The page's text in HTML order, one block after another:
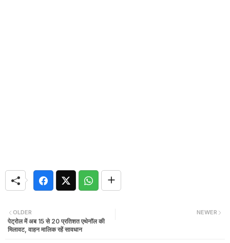
NEWER
OLDER
पेट्रोल में अब 15 से 20 प्रतिशत एथेनॉल की
मिलावट, वाहन मालिक रहें सावधान